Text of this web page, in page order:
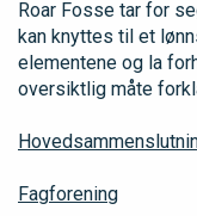
Roar Fosse tar for
kan knyttes til et
elementene og la
oversiktlig måte
Fagforening